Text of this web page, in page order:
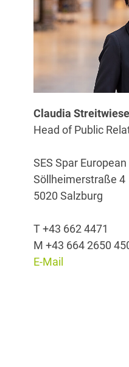
Claudia
Head of Public
SES Spar
Söllheimerstraße 4
5020 Salzburg
T +43 662 4471
M +43 664 2650
E-Mail